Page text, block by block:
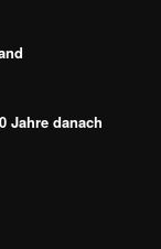
Jahre danach